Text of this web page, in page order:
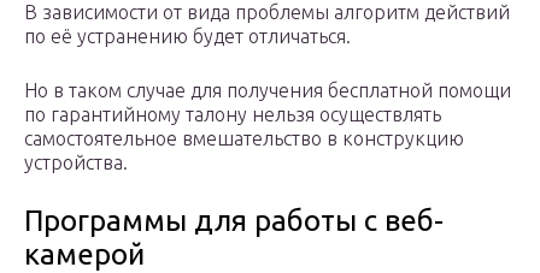
В зависимости от вида проблемы алгоритм действий
по её устранению будет отличаться.
Но в таком случае для получения бесплатной помощи
по гарантийному талону нельзя осуществлять
самостоятельное вмешательство в конструкцию
устройства.
Программы для работы с веб-
камерой